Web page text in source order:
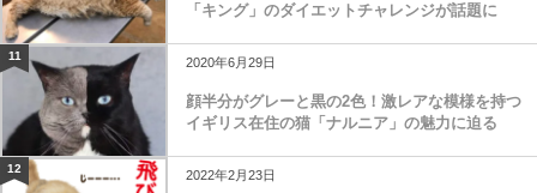
「キング」のダイエットチャレンジが話題に
11 2020年6月29日
顔半分がグレーと黒の2色！激レアな模様を持つ
イギリス在住の猫「ナルニア」の魅力に迫る
12 2022年2月23日